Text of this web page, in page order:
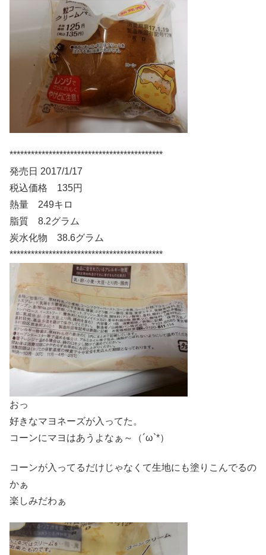
*******************************************
発売日 2017/1/17
税込価格 135円
熱量 249キロ
脂質 8.2グラム
炭水化物 38.6グラム
*******************************************
おっ
好きなマヨネーズが入ってた。
コーンにマヨはあうよなぁ～（´ω`*）
コーンが入ってるだけじゃなくて生地にも塗りこんでるの
かぁ
楽しみだわぁ